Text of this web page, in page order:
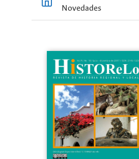
Novedades